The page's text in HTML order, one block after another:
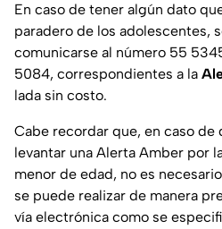
En caso de tener algún dato
paradero de los adolescentes,
comunicarse al número 55
5084, correspondientes a la
lada sin costo.
Cabe recordar que, en caso de
levantar una Alerta Amber por
menor de edad, no es
se puede realizar de manera
vía electrónica como se